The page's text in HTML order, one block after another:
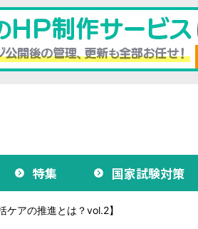
特集 国家試験対策
アの推進とは？vol.2】